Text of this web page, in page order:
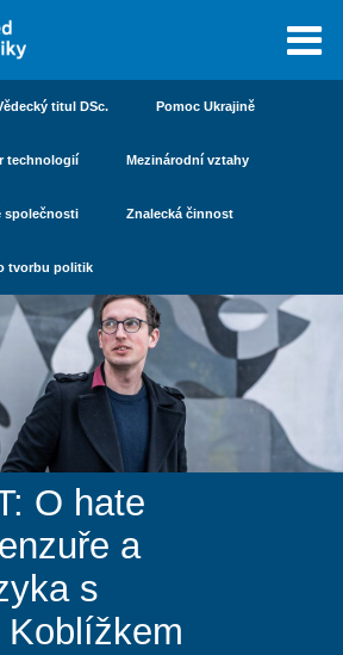
titul DSc. Pomoc Ukrajině
technologií Mezinárodní vztahy
společnosti Znalecká činnost
tvorbu politik
O hate
a
s
Koblížkem